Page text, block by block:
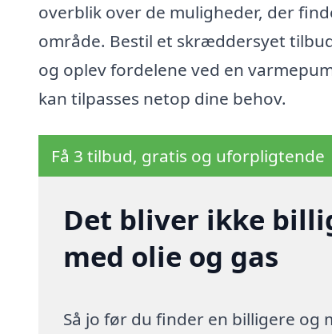
overblik over de muligheder, der
område. Bestil et skræddersyet
og oplev fordelene ved en
kan tilpasses netop dine behov.
Få 3 tilbud, gratis og uforpligtende
Det bliver ikke
med olie og gas
Så jo før du finder en billigere og